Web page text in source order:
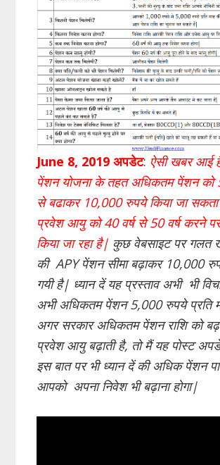
June 8, 2019 अपडेट: ऐसी खबर आई
पेंशन योजना के तहत अधिकतम पेंशन को
से बढाकर 10,000 रुपये किया जा
प्रवेश आयु को 40 वर्ष से 50 वर्ष करने पर
किया जा रहा है| कुछ वेबसाइट पर गलत
की APY पेंशन सीमा बढ़ाकर 10,000
गयी है| ध्यान दें यह प्रस्ताव अभी भी
अभी अधिकतम पेंशन 5,000 रुपये प्रति
अगर सरकार अधिकतम पेंशन राशि को
प्रवेश आयु बढ़ाती है, तो मैं यह पोस्ट
इस बात पर भी ध्यान दें की अधिक पेंशन
आपको अपना निवेश भी बढ़ाना होगा|